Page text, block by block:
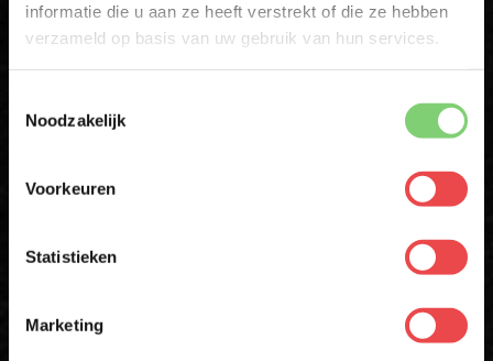
informatie die u aan ze heeft verstrekt of die ze hebben
verzameld op basis van uw gebruik van hun services.
Noodzakelijk
Voorkeuren
Statistieken
Marketing
VOORNAAM
ACHTERNAAM
* Alleen voor eerste inschrijvers. Korting niet geldig op afgeprijsde